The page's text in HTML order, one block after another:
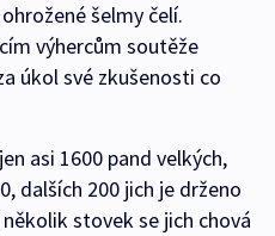
šelmy čelí.
výhercům soutěže
úkol své zkušenosti co
asi 1600 pand velkých,
dalších 200 jich je drženo
stovek se jich chová